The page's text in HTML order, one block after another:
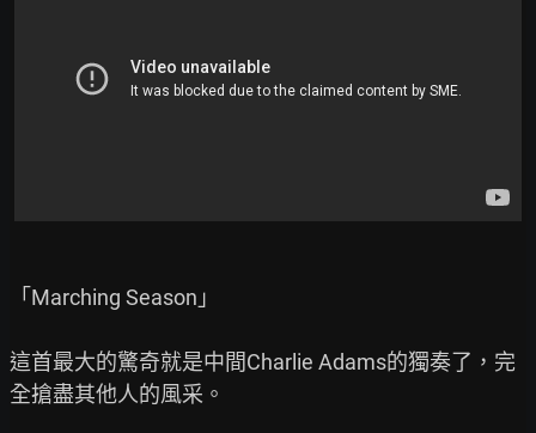
「Marching Season」
這首最大的驚奇就是中間Charlie Adams的獨奏了，完
全搶盡其他人的風采。